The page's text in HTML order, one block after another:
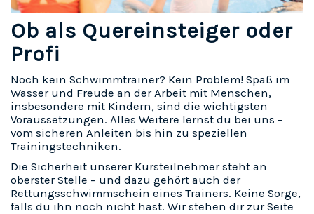
Ob als Quereinsteiger oder
Profi
Noch kein Schwimmtrainer? Kein Problem! Spaß im
Wasser und Freude an der Arbeit mit Menschen,
insbesondere mit Kindern, sind die wichtigsten
Voraussetzungen. Alles Weitere lernst du bei uns –
vom sicheren Anleiten bis hin zu speziellen
Trainingstechniken.
Die Sicherheit unserer Kursteilnehmer steht an
oberster Stelle – und dazu gehört auch der
Rettungsschwimmschein eines Trainers. Keine Sorge,
falls du ihn noch nicht hast. Wir stehen dir zur Seite